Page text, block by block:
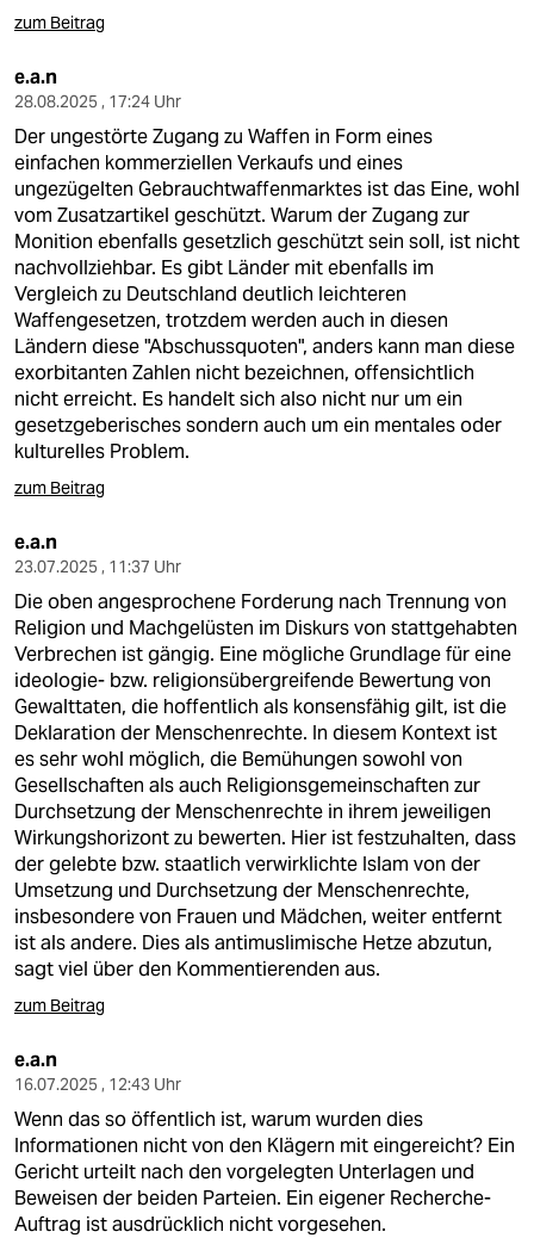
zum Beitrag
e.a.n
28.08.2025 , 17:24 Uhr
Der ungestörte Zugang zu Waffen in Form eines
einfachen kommerziellen Verkaufs und eines
ungezügelten Gebrauchtwaffenmarktes ist das Eine, wohl
vom Zusatzartikel geschützt. Warum der Zugang zur
Monition ebenfalls gesetzlich geschützt sein soll, ist nicht
nachvollziehbar. Es gibt Länder mit ebenfalls im
Vergleich zu Deutschland deutlich leichteren
Waffengesetzen, trotzdem werden auch in diesen
Ländern diese "Abschussquoten", anders kann man diese
exorbitanten Zahlen nicht bezeichnen, offensichtlich
nicht erreicht. Es handelt sich also nicht nur um ein
gesetzgeberisches sondern auch um ein mentales oder
kulturelles Problem.
zum Beitrag
e.a.n
23.07.2025 , 11:37 Uhr
Die oben angesprochene Forderung nach Trennung von
Religion und Machgelüsten im Diskurs von stattgehabten
Verbrechen ist gängig. Eine mögliche Grundlage für eine
ideologie- bzw. religionsübergreifende Bewertung von
Gewalttaten, die hoffentlich als konsensfähig gilt, ist die
Deklaration der Menschenrechte. In diesem Kontext ist
es sehr wohl möglich, die Bemühungen sowohl von
Gesellschaften als auch Religionsgemeinschaften zur
Durchsetzung der Menschenrechte in ihrem jeweiligen
Wirkungshorizont zu bewerten. Hier ist festzuhalten, dass
der gelebte bzw. staatlich verwirklichte Islam von der
Umsetzung und Durchsetzung der Menschenrechte,
insbesondere von Frauen und Mädchen, weiter entfernt
ist als andere. Dies als antimuslimische Hetze abzutun,
sagt viel über den Kommentierenden aus.
zum Beitrag
e.a.n
16.07.2025 , 12:43 Uhr
Wenn das so öffentlich ist, warum wurden dies
Informationen nicht von den Klägern mit eingereicht? Ein
Gericht urteilt nach den vorgelegten Unterlagen und
Beweisen der beiden Parteien. Ein eigener Recherche-
Auftrag ist ausdrücklich nicht vorgesehen.